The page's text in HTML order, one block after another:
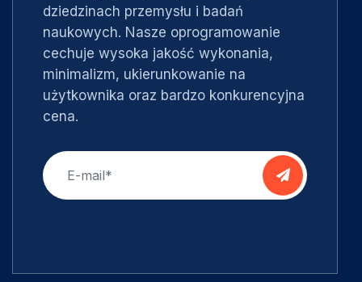
dziedzinach przemysłu i badań
naukowych. Nasze oprogramowanie
cechuje wysoka jakość wykonania,
minimalizm, ukierunkowanie na
użytkownika oraz bardzo konkurencyjna
cena.